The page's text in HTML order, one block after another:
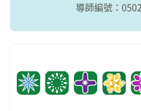
導師編號：